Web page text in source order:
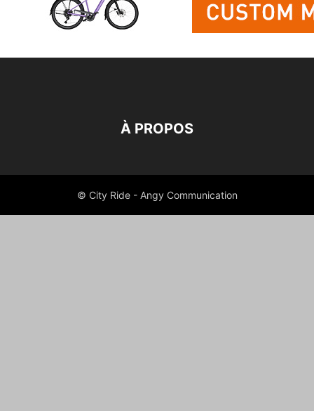
À PROPOS
© City Ride - Angy Communication